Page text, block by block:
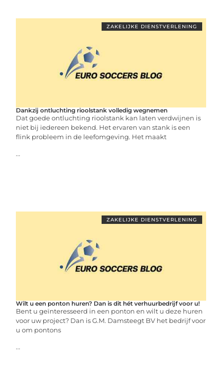
ZAKELIJKE DIENSTVERLENING
Dankzij ontluchting rioolstank volledig wegnemen
Dat goede ontluchting rioolstank kan laten verdwijnen is
niet bij iedereen bekend. Het ervaren van stank is een
flink probleem in de leefomgeving. Het maakt
...
ZAKELIJKE DIENSTVERLENING
Wilt u een ponton huren? Dan is dit hét verhuurbedrijf voor u!
Bent u geïnteresseerd in een ponton en wilt u deze huren
voor uw project? Dan is G.M. Damsteegt BV het bedrijf voor
u om pontons
...